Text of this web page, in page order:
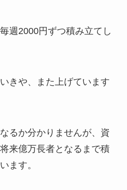
週2000円ずつ積み立てし
きや、また上げています
るか分かりませんが、資
来億万長者となるまで積
ます。